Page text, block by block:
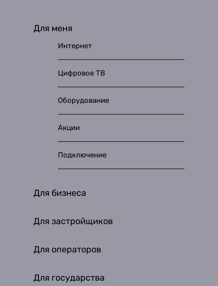
Для меня
Интернет
Цифровое ТВ
Оборудование
Акции
Подключение
Для бизнеса
Для застройщиков
Для операторов
Для государства